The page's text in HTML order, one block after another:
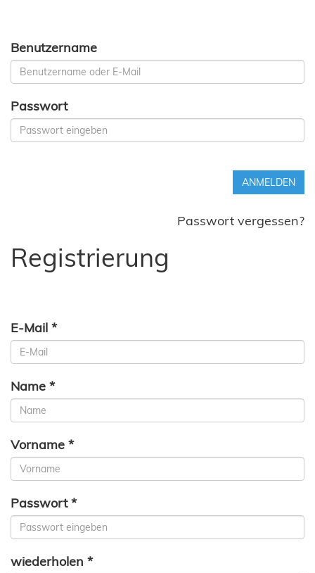
Benutzername
Passwort
ANMELDEN
Passwort vergessen?
Registrierung
E-Mail *
Name *
Vorname *
Passwort *
wiederholen *